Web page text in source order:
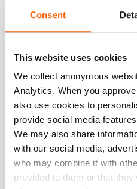
Consent
This website uses cookies
We collect anonymous
Analytics. When you
also use cookies to
provide social media
We may also share
with our social media,
who may combine it with
provided to them or that
modelo
presión máxima de trabajo
Rendimiento
Especificaciones
Dimensiones, peso y